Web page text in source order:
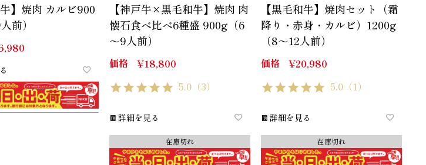
牛】焼肉 カルビ900
前）
【神戸牛×黒毛和牛】焼肉 肉
懐石食べ比べ6種盛 900g（6
～9人前）
価格 ¥18,800
5.0 （3）
詳細を見る
在庫切れ
【黒毛和牛】焼肉セット（霜
降り・赤身・カルビ）1200g
（8～12人前）
価格 ¥20,980
5.0 （1）
詳細を見る
在庫切れ